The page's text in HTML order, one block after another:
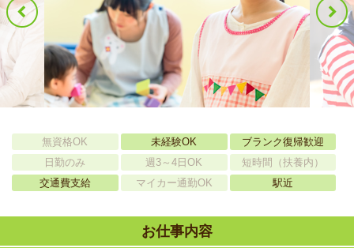
無資格OK 未経験OK
ブランク復帰歓迎
日勤のみ
週3～4日OK
短時間（扶養内）
交通費支給
マイカー通勤OK 駅近
お仕事内容